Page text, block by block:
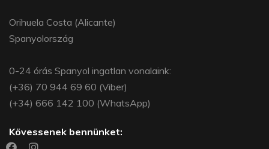
Orihuela Costa (Alicante)
Spanyolország
0-24 órás Spanyol ingatlan vonalaink:
(+36) 70 944 69 60 (Viber)
(+34) 666 142 100 (WhatsApp)
Kövessenek bennünket: